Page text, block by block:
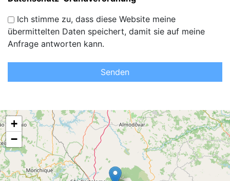
Ich stimme zu, dass diese Website meine
übermittelten Daten speichert, damit sie auf meine
Anfrage antworten kann.
Senden
+
−